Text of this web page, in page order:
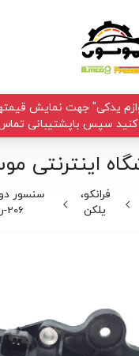
یدکی" جهت نمایش
کنید سپس باپشتیبانی
اینترنتی
فرانکو،
یلکن
سنسور
206-رانا یلکن